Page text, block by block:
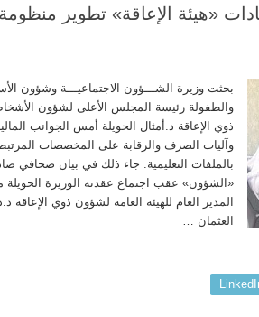
«هيئة الإعاقة» تطوير منظومة
بحثت وزيرة الشـــؤون الاجتماعيـــة وشؤون
والطفولة رئيسة المجلس الأعلى لشؤون
ذوي الإعاقة د.أمثال الحويلة أمس الجوانب
وآليات الصرف والرقابة على المخصصات
بالملفات التعليمية. جاء ذلك في بيان صحافي
«الشؤون» عقب اجتماع عقدته الوزيرة الحويلة
المدير العام للهيئة العامة لشؤون ذوي الإعاقة
العثمان …